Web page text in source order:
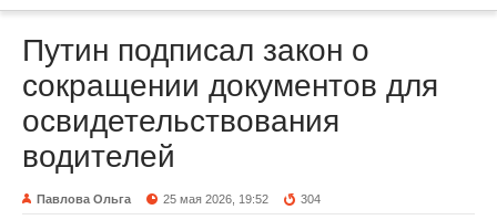
Путин подписал закон о
сокращении документов для
освидетельствования
водителей
Павлова Ольга 25 мая 2026, 19:52 304